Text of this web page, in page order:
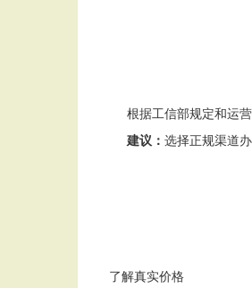
根据工信部规定和运
建议： 选择正规渠道
了解真实价格